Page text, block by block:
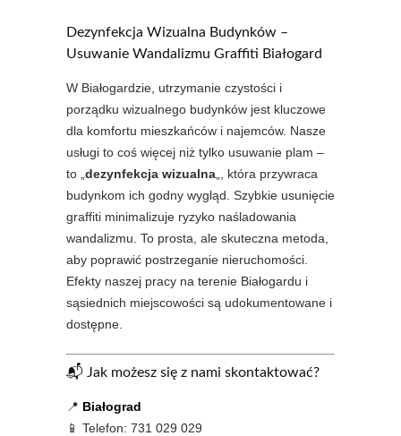
Dezynfekcja Wizualna Budynków –
Usuwanie Wandalizmu Graffiti Białogard
W Białogardzie, utrzymanie czystości i
porządku wizualnego budynków jest kluczowe
dla komfortu mieszkańców i najemców. Nasze
usługi to coś więcej niż tylko usuwanie plam –
to „ dezynfekcja wizualna „, która przywraca
budynkom ich godny wygląd. Szybkie usunięcie
graffiti minimalizuje ryzyko naśladowania
wandalizmu. To prosta, ale skuteczna metoda,
aby poprawić postrzeganie nieruchomości.
Efekty naszej pracy na terenie Białogardu i
sąsiednich miejscowości są udokumentowane i
dostępne.
📬 Jak możesz się z nami skontaktować?
📍 Białograd
📱 Telefon: 731 029 029